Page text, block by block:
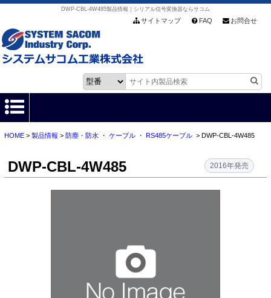
DWP-CBL-4W485製品情報｜シリアル信号変換器ならサコム
サイトマップ FAQ お問合せ
HOME
製品情報
会社情報
お問い合わせ
HOME> 製品情報 > 防塵・防水 ・ ケーブル・ RS485ケーブル> DWP-CBL-4W485
DWP-CBL-4W485 2016年発売